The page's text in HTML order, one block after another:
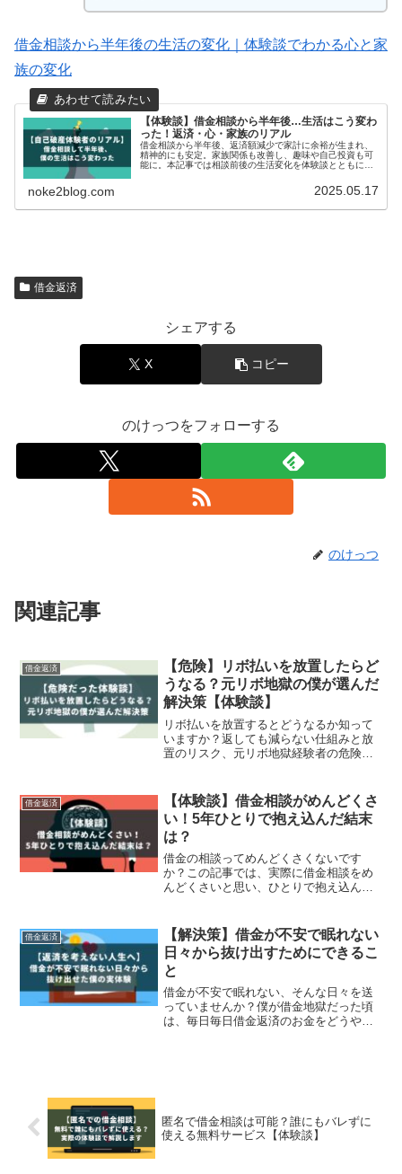
借金相談から半年後の生活の変化｜体験談でわかる心と家
族の変化
【体験談】借金相談から半年後…生活はこう変わ
った！返済・心・家族のリアル
借金相談から半年後、返済額減少で家計に余裕が生まれ、
精神的にも安定。家族関係も改善し、趣味や自己投資も可
能に。本記事では相談前後の生活変化を体験談とともに解
noke2blog.com 2025.05.17
借金返済
シェアする
X コピー
のけっつをフォローする
のけっつ
関連記事
借金返済
【危険】リボ払いを放置したらど
うなる？元リボ地獄の僕が選んだ
解決策【体験談】
リボ払いを放置するとどうなるか知って
いますか？返しても減らない仕組みと放
置のリスク、元リボ地獄経験者の危険だ
の借金放置の末路は深刻です。でも、匿
名・無料の相談で未来を変える方法があ
ります。
借金返済
【体験談】借金相談がめんどくさ
い！5年ひとりで抱え込んだ結末
は？
借金の相談ってめんどくさくないです
か？この記事では、実際に借金相談をめ
んどくさいと思い、ひとりで抱え込んで
えていて、借金の相談なんてめんどくさ
いと思っている方は必見です。
借金返済
【解決策】借金が不安で眠れない
日々から抜け出すためにできるこ
と
借金が不安で眠れない、そんな日々を送
っていませんか？僕が借金地獄だった頃
は、毎日毎日借金返済のお金をどうやっ
匿名で借金相談は可能？誰にもバレずに
使える無料サービス【体験談】